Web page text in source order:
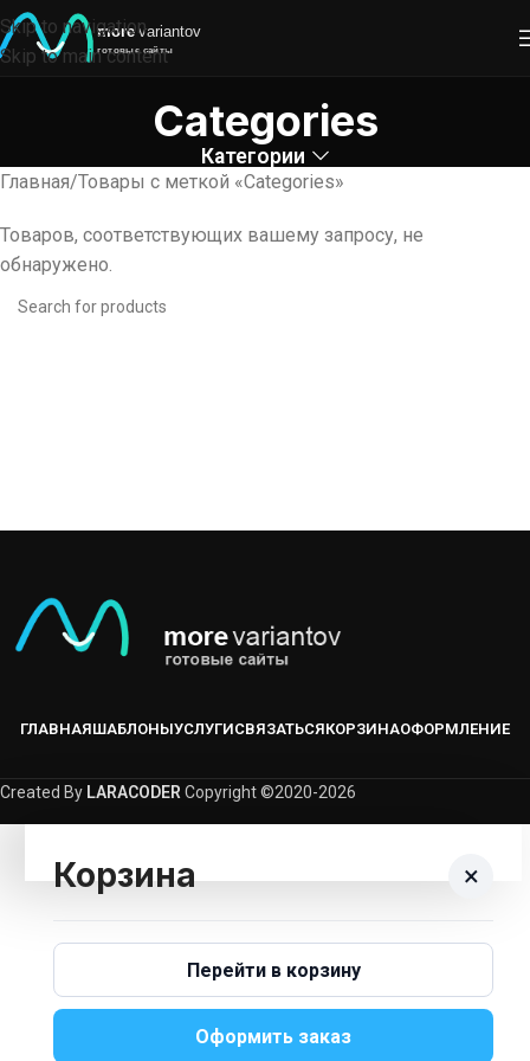
Skip to navigation
Skip to main content
Categories
Категории
Главная Товары с меткой «Categories»
Товаров, соответствующих вашему запросу, не
обнаружено.
ГЛАВНАЯШАБЛОНЫУСЛУГИСВЯЗАТЬСЯКОРЗИНАОФОРМЛЕНИЕ
Created By LARACODERCopyright ©2020-2026
Корзина ×
Вернуться В Каталог
Перейти в корзину
Оформить заказ